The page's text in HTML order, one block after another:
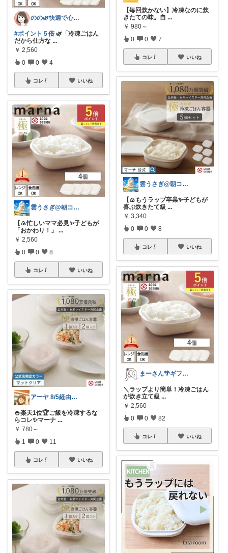
のの🌿快適で心地よい暮らし♡
#ポイント５倍 🌿「冷凍ごはん
だから仕方な ...
￥ 2,560
0 0 4
コレ いいね
雲うさぎ@朝コレ❤良質便利時短グッズ🐰
【🍙忙しいママ必見✨子どもが
「おかわり！」
...
￥ 2,560
0 0 8
コレ いいね
アーヤ 8/5経由ありがとうございます
🍚楽天1位🏆ご飯を冷凍するな
らコレ✨マーナ ...
￥ 780～
1 0 11
コレ いいね
【毎回炊かない】冷凍なのに炊
きたての味。自 ...
￥ 980～
0 0 7
コレ いいね
雲うさぎ@朝コレ❤良質便利時短グッズ🐰
【🍙もうラップ卒業✨子どもが
喜ぶ炊きたて級 ...
￥ 3,340
0 0 8
コレ いいね
まーさん🌴ギフト＆ご褒美品❤時々ワンコ
​＼ラップより簡単！冷凍ごはん
が炊き立て級 ...
￥ 2,560
0 0 82
コレ いいね